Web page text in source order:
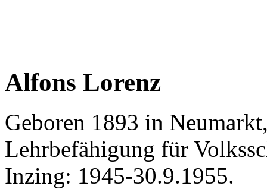
Alfons Lorenz
Geboren 1893 in
Lehrbefähigung für
Inzing: 1945-30.9.1955.